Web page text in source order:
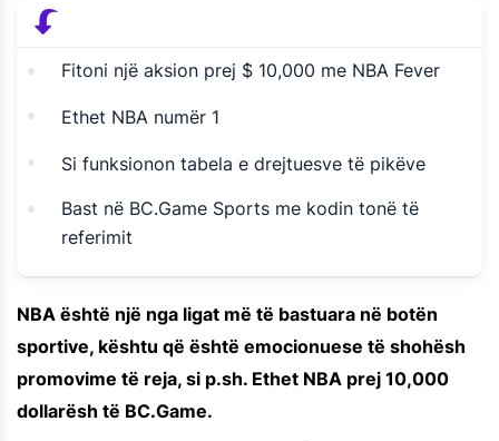
Fitoni një aksion prej $ 10,000 me NBA Fever
Ethet NBA numër 1
Si funksionon tabela e drejtuesve të pikëve
Bast në BC.Game Sports me kodin tonë të
referimit
NBA është një nga ligat më të bastuara në botën
sportive, kështu që është emocionuese të shohësh
promovime të reja, si p.sh. Ethet NBA prej 10,000
dollarësh të BC.Game.